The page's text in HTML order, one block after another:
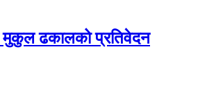
मुकुल ढकालको प्रतिवेदन